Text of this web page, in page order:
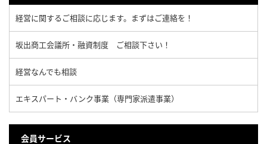
経営に関するご相談に応じます。まずはご連絡を！
坂出商工会議所・融資制度 ご相談下さい！
経営なんでも相談
エキスパート・バンク事業（専門家派遣事業）
会員サービス